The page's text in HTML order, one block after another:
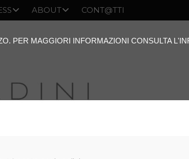
ABOUT CONT@TTI
PER MAGGIORI INFORMAZIONI CONSULTA